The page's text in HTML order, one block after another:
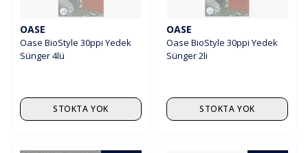
OASE
Oase BioStyle 30ppi Yedek
Sünger 4lü
STOKTA YOK
OASE
Oase BioStyle 30ppi Yedek
Sünger 2li
STOKTA YOK